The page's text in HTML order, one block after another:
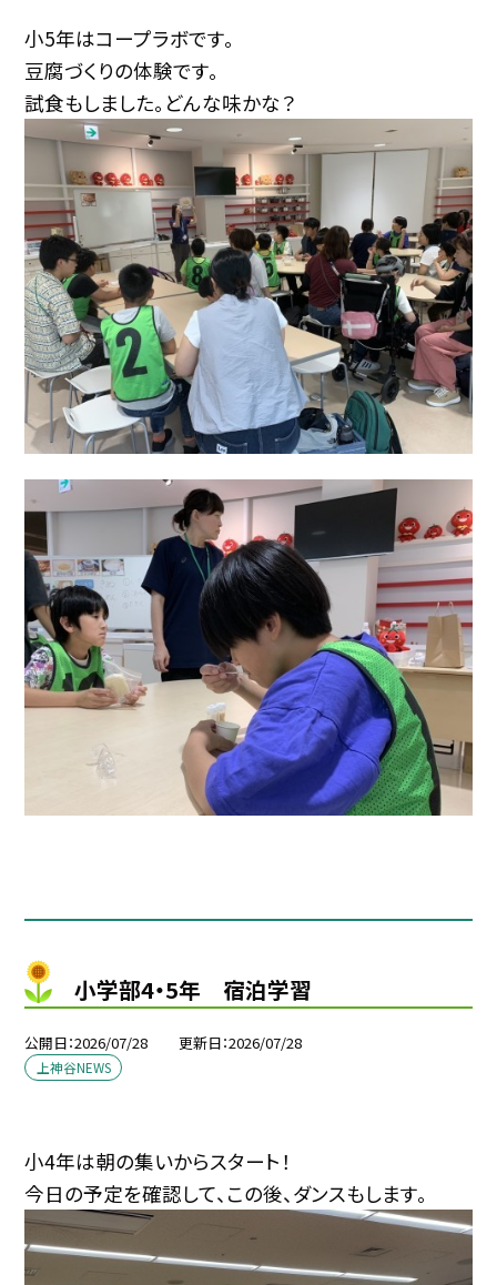
小5年はコープラボです。
豆腐づくりの体験です。
試食もしました。どんな味かな？
小学部4・5年 宿泊学習
公開日 2026/07/28 更新日 2026/07/28
上神谷NEWS
小4年は朝の集いからスタート！
今日の予定を確認して、この後、ダンスもします。